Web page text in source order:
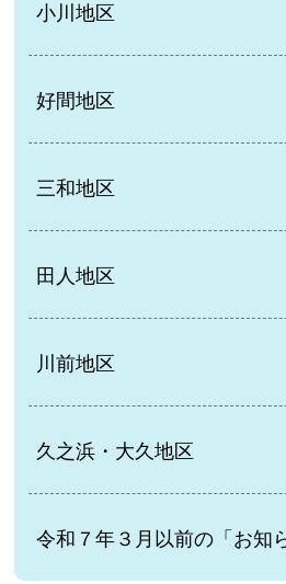
小川地区
好間地区
三和地区
田人地区
川前地区
久之浜・大久地区
令和７年３月以前の「お知